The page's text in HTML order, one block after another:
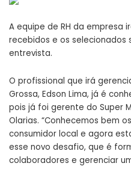
A equipe de RH da empresa
recebidos e os
entrevista.
O profissional que irá
Grossa, Edson Lima, já é
pois já foi gerente do Super
Olarias. “Conhecemos bem
consumidor local e agora
esse novo desafio, que é
colaboradores e gerenciar